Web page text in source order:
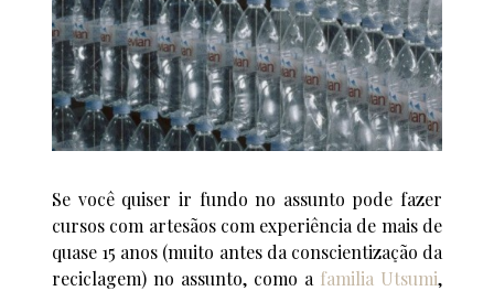
Se você quiser ir fundo no assunto pode fazer
cursos com artesãos com experiência de mais de
quase 15 anos (muito antes da conscientização da
reciclagem) no assunto, como a familia Utsumi,